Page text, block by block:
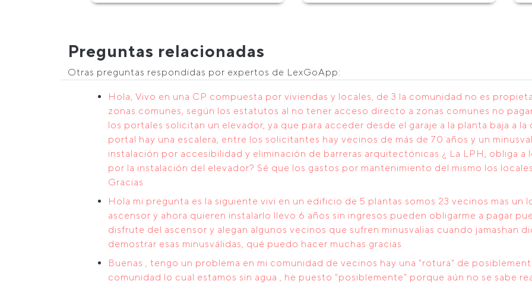
Preguntas relacionadas
Otras preguntas respondidas por expertos de LexGoApp:
Hola, Vivo en una CP compuesta por viviendas y locales, de 3 la comunidad no es
zonas comunes, según los estatutos al no tener acceso directo a zonas comunes no
los portales solicitan un elevador, ya que para acceder desde el garaje a la planta baja a
portal hay una escalera, entre los solicitantes hay vecinos de más de 70 años y un
instalación por accesibilidad y eliminación de barreras arquitectónicas.¿ La LPH, obliga
por la instalación del elevador? Sé que los gastos por mantenimiento del mismo los
Gracias
Hola mi pregunta es la siguiente vivi en un edificio de 5 plantas somos 23 vecinos mas un
ascensor y ahora quieren instalarlo llevo 6 años sin ingresos pueden obligarme a pagar
disfrute del ascensor y alegan algunos vecinos que sufren minusvalias cuando jamashan
demostrar esas minusválidas, qué puedo hacer muchas gracias
Buenas , tengo un problema en mi comunidad de vecinos hay una "rotura" de
comunidad lo cual estamos sin agua , he puesto "posiblemente" porque aún no se sabe